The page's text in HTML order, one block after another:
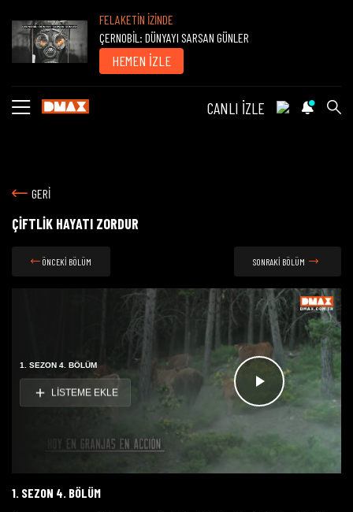
FELAKETİN İZİNDE
ÇERNOBİL: DÜNYAYI SARSAN GÜNLER
HEMEN İZLE
CANLI İZLE
GERİ
ÇİFTLİK HAYATI ZORDUR
ÖNCEKİ BÖLÜM SONRAKİ BÖLÜM
Videoyu
Oynat
1. SEZON 4. BÖLÜM
LİSTEME EKLE
1. SEZON 4. BÖLÜM